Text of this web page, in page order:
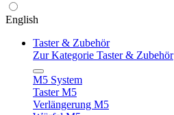
English
Taster & Zubehör
Zur Kategorie Taster & Zubehör
M5 System
Taster M5
Verlängerung M5